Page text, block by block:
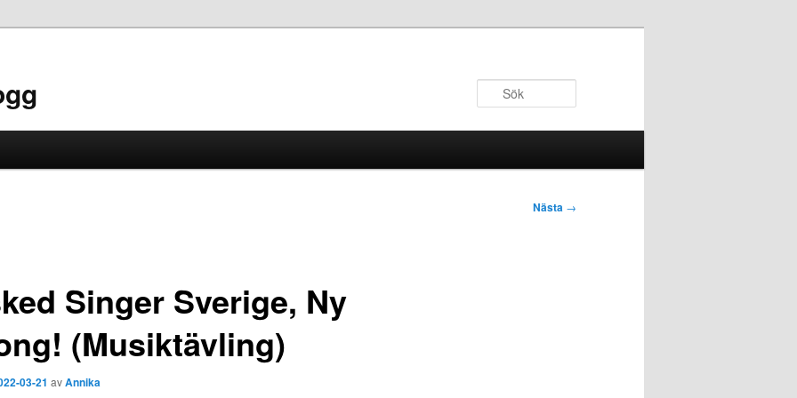
Nästa →
Singer Sverige, Ny
(Musiktävling)
03-21 avAnnika